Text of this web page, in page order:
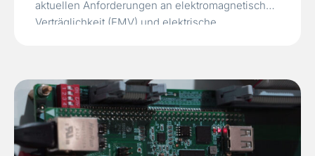
aktuellen Anforderungen an elektromagnetische
Verträglichkeit (EMV) und elektrische
für professionelle EMV- und
Sicherheitsprüfungen. Der bisherige Lieferant
konnte keine zuverlässigen EMV/EMI-Tests
bereitstellen,…Read More »